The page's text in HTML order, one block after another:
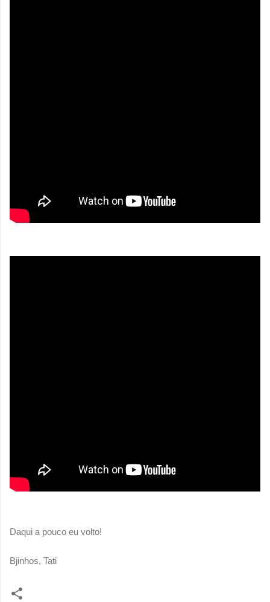
Daqui a pouco eu volto!
Bjinhos, Tati